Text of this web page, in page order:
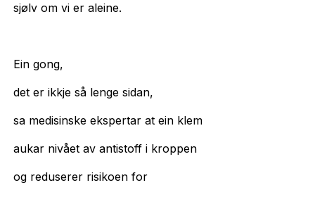
sjølv om vi er aleine.
Ein gong,
det er ikkje så lenge sidan,
sa medisinske ekspertar at ein klem
aukar nivået av antistoff i kroppen
og reduserer risikoen for